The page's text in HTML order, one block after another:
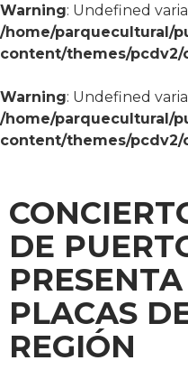
Warning: Undefined
/home/parquecultural/
content/themes/pcdv2/
Warning: Undefined
/home/parquecultural/
content/themes/pcdv2/
DE
PLACAS
REGIÓN